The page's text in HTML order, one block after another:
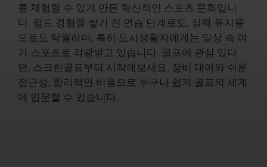
를 체험할 수 있게 만든 혁신적인 스포츠 문화입니
다. 필드 경험을 쌓기 전 연습 단계로도, 실력 유지용
으로도 탁월하며, 특히 도시생활자에게는 일상 속 여
가 스포츠로 각광받고 있습니다. 골프에 관심 있다
면, 스크린골프부터 시작해보세요. 장비 대여와 쉬운
접근성, 합리적인 비용으로 누구나 쉽게 골프의 세계
에 입문할 수 있습니다.